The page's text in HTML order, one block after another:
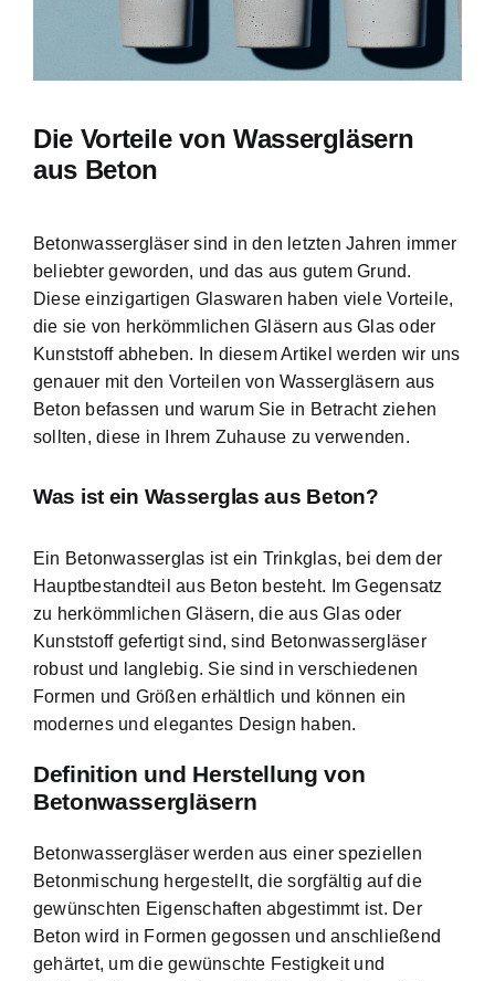
Die Vorteile von Wassergläsern
aus Beton
Betonwassergläser sind in den letzten Jahren immer
beliebter geworden, und das aus gutem Grund.
Diese einzigartigen Glaswaren haben viele Vorteile,
die sie von herkömmlichen Gläsern aus Glas oder
Kunststoff abheben. In diesem Artikel werden wir uns
genauer mit den Vorteilen von Wassergläsern aus
Beton befassen und warum Sie in Betracht ziehen
sollten, diese in Ihrem Zuhause zu verwenden.
Was ist ein Wasserglas aus Beton?
Ein Betonwasserglas ist ein Trinkglas, bei dem der
Hauptbestandteil aus Beton besteht. Im Gegensatz
zu herkömmlichen Gläsern, die aus Glas oder
Kunststoff gefertigt sind, sind Betonwassergläser
robust und langlebig. Sie sind in verschiedenen
Formen und Größen erhältlich und können ein
modernes und elegantes Design haben.
Definition und Herstellung von
Betonwassergläsern
Betonwassergläser werden aus einer speziellen
Betonmischung hergestellt, die sorgfältig auf die
gewünschten Eigenschaften abgestimmt ist. Der
Beton wird in Formen gegossen und anschließend
gehärtet, um die gewünschte Festigkeit und